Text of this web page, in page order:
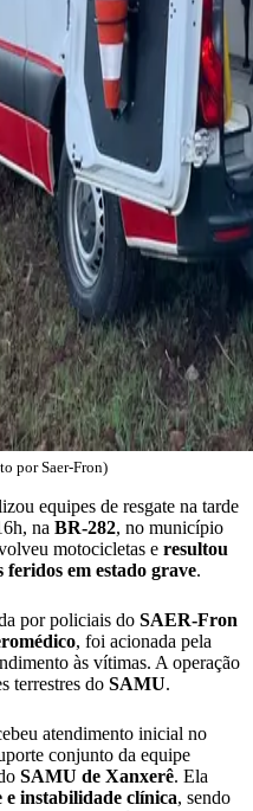
por Saer-Fron)
equipes de resgate na tarde
na BR-282, no município
motocicletas e resultou
feridos em estado grave.
por policiais do SAER-Fron
, foi acionada pela
às vítimas. A operação
terrestres do SAMU.
atendimento inicial no
conjunto da equipe
SAMU de Xanxerê. Ela
instabilidade clínica, sendo